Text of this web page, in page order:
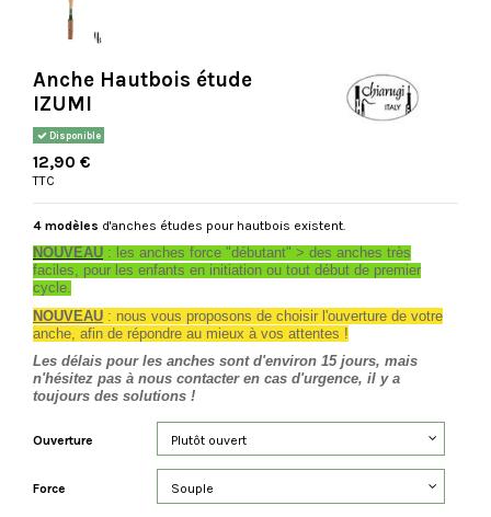
Anche Hautbois étude
IZUMI
Disponible
12,90 €
TTC
4 modèles d'anches études pour hautbois existent.
NOUVEAU : les anches force "débutant" > des anches très
faciles, pour les enfants en initiation ou tout début de premier
cycle.
NOUVEAU : nous vous proposons de choisir l'ouverture de votre
anche, afin de répondre au mieux à vos attentes !
Les délais pour les anches sont d'environ 15 jours, mais
n'hésitez pas à nous contacter en cas d'urgence, il y a
toujours des solutions !
Ouverture
Force